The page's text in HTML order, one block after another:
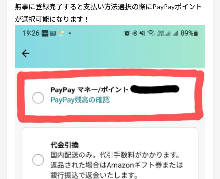
無事に登録完了すると支払い方法選択の際にPayPayポイント
が選択可能になります！